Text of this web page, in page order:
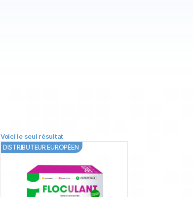
Voici le seul résultat
DISTRIBUTEUR EUROPÉEN